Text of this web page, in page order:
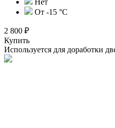
От -15 °C
2 800 ₽
Купить
Используется для доработки